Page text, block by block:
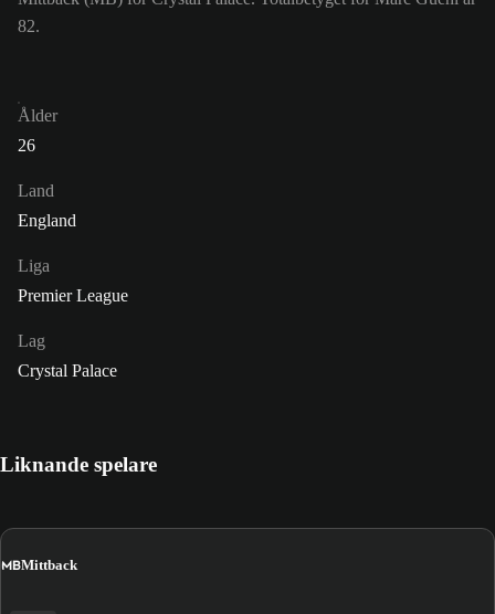
82.
Ålder
26
Land
England
Liga
Premier League
Lag
Crystal Palace
Liknande spelare
MBMittback